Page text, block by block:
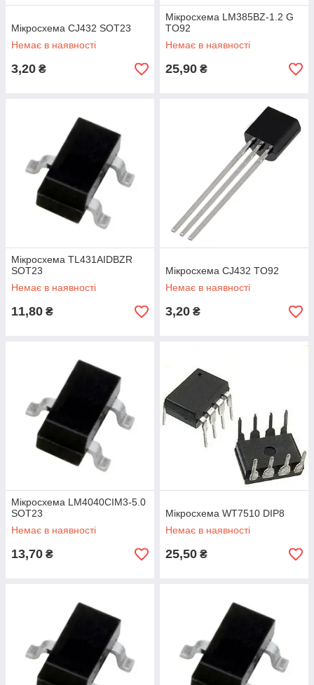
Мікросхема CJ432 SOT23
Немає в наявності
3,20 ₴
Мікросхема LM385BZ-1.2 G
TO92
Немає в наявності
25,90 ₴
Мікросхема TL431AIDBZR
SOT23
Немає в наявності
11,80 ₴
Мікросхема CJ432 TO92
Немає в наявності
3,20 ₴
Мікросхема LM4040CIM3-5.0
SOT23
Немає в наявності
13,70 ₴
Мікросхема WT7510 DIP8
Немає в наявності
25,50 ₴